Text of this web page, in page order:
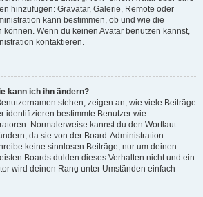
hinzufügen: Gravatar, Galerie, Remote oder
kann bestimmen, ob und wie die
können. Wenn du keinen Avatar benutzen kannst,
kontaktieren.
kann ich ihn ändern?
stehen, zeigen an, wie viele Beiträge
identifizieren bestimmte Benutzer wie
Normalerweise kannst du den Wortlaut
da sie von der Board-Administration
keine sinnlosen Beiträge, nur um deinen
Boards dulden dieses Verhalten nicht und ein
wird deinen Rang unter Umständen einfach